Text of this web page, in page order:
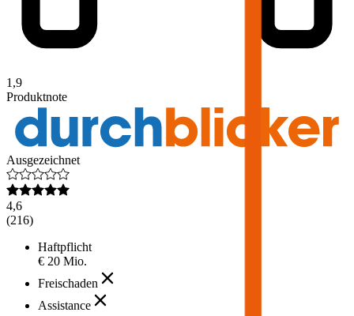
1,9
Produktnote
Ausgezeichnet
4,6
(216)
Haftpflicht
€ 20 Mio.
Freischaden
Assistance